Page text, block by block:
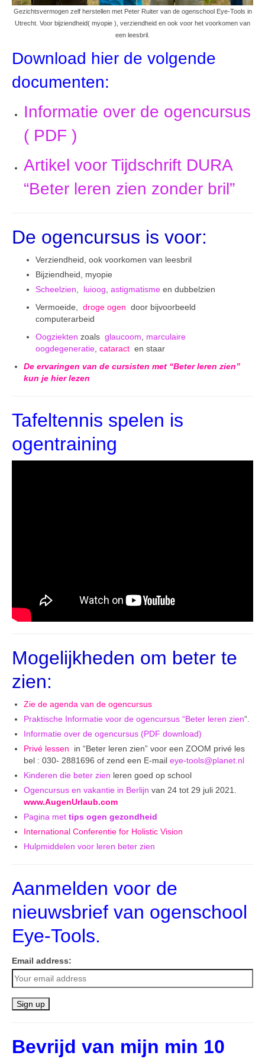
Gezichtsvermogen zelf herstellen met Peter Ruiter van de ogenschool Eye-Tools in
Utrecht. Voor bijziendheid( myopie ), verziendheid en ook voor het voorkomen van
een leesbril.
Download hier de volgende
documenten:
Informatie over de ogencursus
( PDF )
Artikel voor Tijdschrift DURA
“Beter leren zien zonder bril”
De ogencursus is voor:
Verziendheid, ook voorkomen van leesbril
Bijziendheid, myopie
Scheelzien
luioog astigmatisme en dubbelzien
Vermoeide, droge ogen door bijvoorbeeld
computerarbeid
Oogziekten zoals glaucoom
marculaire
oogdegeneratie cataract en staar
De ervaringen van de cursisten met “Beter leren zien”
kun je hier lezen
Tafeltennis spelen is
ogentraining
Mogelijkheden om beter te
zien:
Zie de agenda van de ogencursus
Praktische Informatie voor de ogencursus “Beter leren zien“.
Informatie over de ogencursus (PDF download)
Privé lessen in “Beter leren zien” voor een ZOOM privé les
bel : 030- 2881696 of zend een E-mail eye-tools@planet.nl
Kinderen die beter zien leren goed op school
Ogencursus en vakantie in Berlijn van 24 tot 29 juli 2021.
www.AugenUrlaub.com
Pagina met tips ogen gezondheid
International Conferentie for Holistic Vision
Hulpmiddelen voor leren beter zien
Aanmelden voor de
nieuwsbrief van ogenschool
Eye-Tools.
Email address:
Bevrijd van mijn min 10